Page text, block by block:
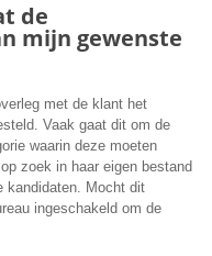
de
mijn gewenste
met de klant het
Vaak gaat dit om de
waarin deze moeten
zoek in haar eigen bestand
kandidaten. Mocht dit
ingeschakeld om de